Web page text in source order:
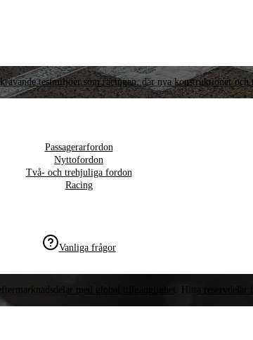
testmiljöer som racingen, där nya konstruktioner och
Passagerarfordon
Nyttofordon
Två- och trehjuliga fordon
Racing
Vanliga frågor
med global tillgänglighet. Hitta reservdelar